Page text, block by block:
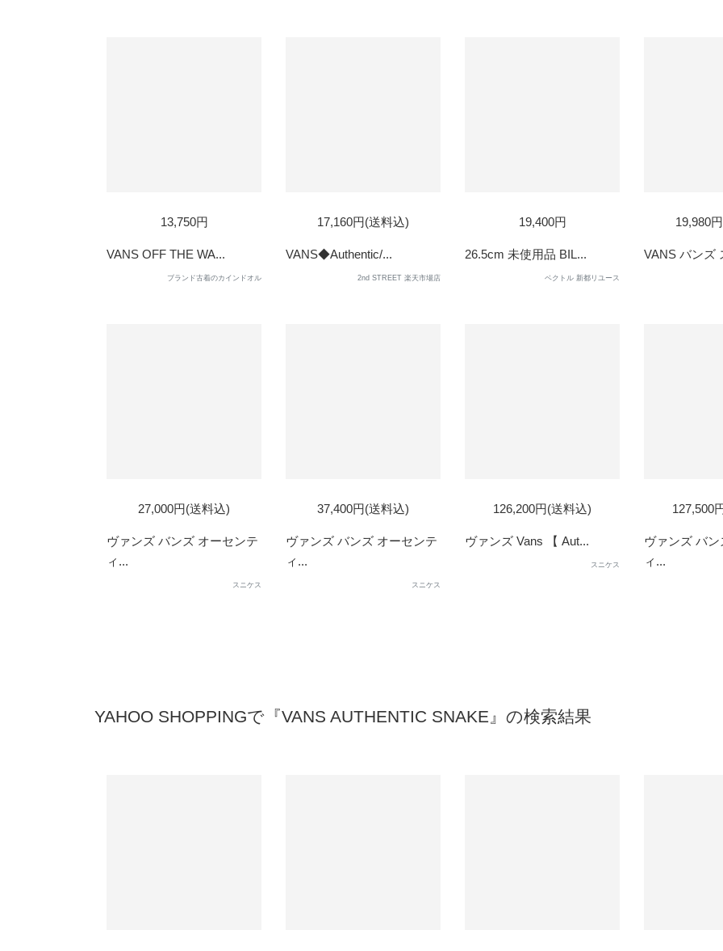
SOLD
OUT
13,750円
VANS OFF THE WA...
ブランド古着のカインドオル
17,160円(送料込)
VANS◆Authentic/...
2nd STREET 楽天市場店
SOLD
OUT
19,400円
26.5cm 未使用品 BIL...
ベクトル 新都リユース
OUT
19,980
VANS バンズ
SOLD
OUT
27,000円(送料込)
ヴァンズ バンズ オーセンテ
ィ...
スニケス
37,400円(送料込)
ヴァンズ バンズ オーセンテ
ィ...
スニケス
SOLD
OUT
126,200円(送料込)
ヴァンズ Vans 【 Aut...
スニケス
127,500
ヴァンズ バ
ィ...
YAHOO SHOPPINGで『VANS AUTHENTIC SNAKE』の検索結果